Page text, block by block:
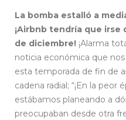
La bomba estalló a
¡Airbnb tendría que irse
de diciembre! ¡Alarma
noticia económica que
esta temporada de fin de
cadena radial; “¡En la peor
estábamos planeando a
preocupaban desde otra